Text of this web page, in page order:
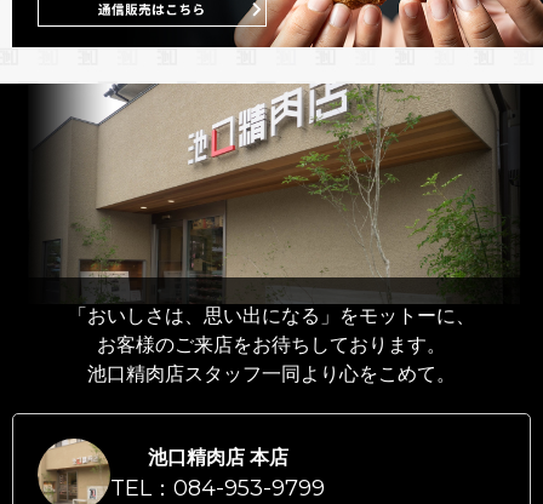
「おいしさは、思い出になる」をモットーに、
お客様のご来店をお待ちしております。
池口精肉店スタッフ一同より心をこめて。
池口精肉店 本店
TEL：084-953-9799